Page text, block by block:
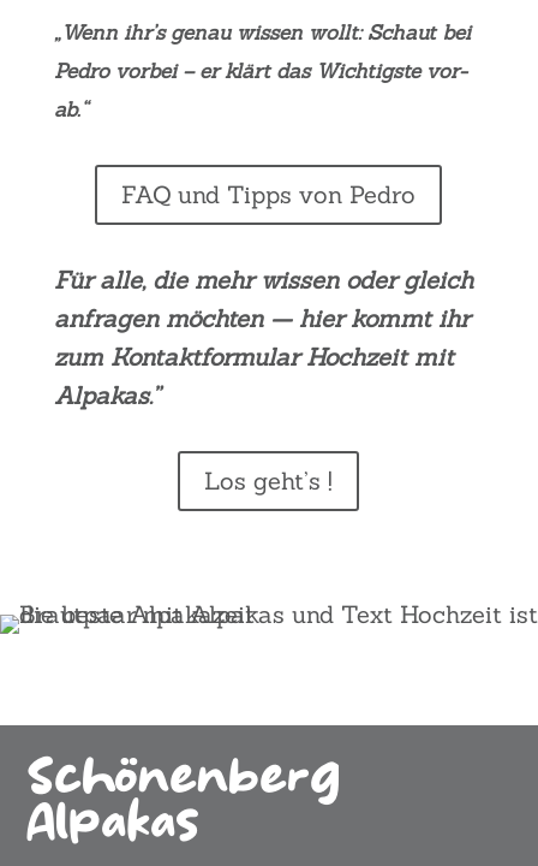
„Wenn ihr’s genau wis­sen wollt: Schaut bei
Pedro vor­bei – er klärt das Wich­tigs­te vor­
ab.“
FAQ und Tipps von Pedro
Für alle, die mehr wis­sen oder gleich
anfra­gen möch­ten — hier kommt ihr
zum Kon­takt­for­mu­lar Hoch­zeit mit
Alpa­kas.”
Los geht’s !
Schönenberg
Alpakas